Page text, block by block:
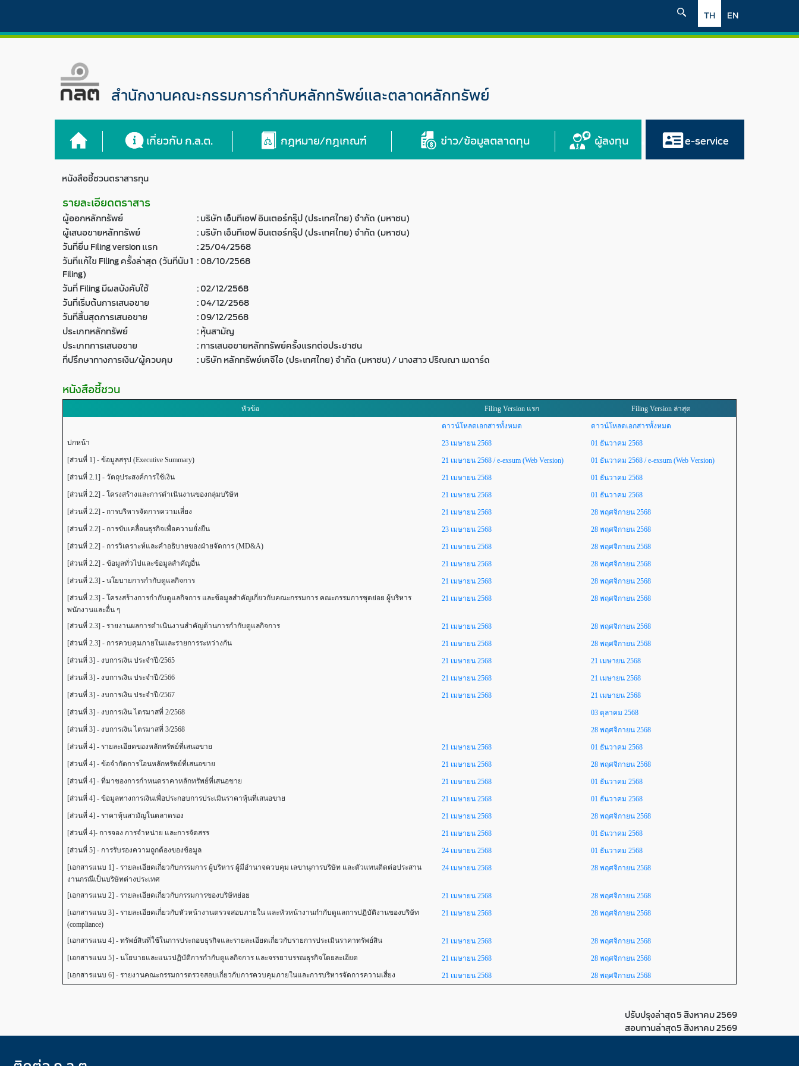
EN
TH
สำนักงานคณะกรรมการกำกับหลักทรัพย์และตลาดหลักทรัพย์
เกี่ยวกับ ก.ล.ต. กฎหมาย/กฎเกณฑ์ ข่าว/ข้อมูลตลาดทุน ผู้ลงทุน e-service
หนังสือชี้ชวนตราสารทุน
รายละเอียดตราสาร
ผู้ออกหลักทรัพย์ :บริษัท เอ็นทีเอฟ อินเตอร์กรุ๊ป (ประเทศไทย) จำกัด (มหาชน)
ผู้เสนอขายหลักทรัพย์
:บริษัท เอ็นทีเอฟ อินเตอร์กรุ๊ป (ประเทศไทย) จำกัด (มหาชน)
วันที่ยื่น Filing version แรก
:25/04/2568
วันที่แก้ไข Filing ครั้งล่าสุด (วันที่นับ 1
Filing)
:08/10/2568
วันที่ Filing มีผลบังคับใช้
:02/12/2568
วันที่เริ่มต้นการเสนอขาย
:04/12/2568
วันที่สิ้นสุดการเสนอขาย
:09/12/2568
ประเภทหลักทรัพย์
:หุ้นสามัญ
ประเภทการเสนอขาย
:การเสนอขายหลักทรัพย์ครั้งแรกต่อประชาชน
ที่ปรึกษาทางการเงิน/ผู้ควบคุม
:บริษัท หลักทรัพย์เคจีไอ (ประเทศไทย) จำกัด (มหาชน) / นางสาว ปริณณา เมดาร์ด
หนังสือชี้ชวน
หัวข้อ Filing Version แรก Filing Version ล่าสุด
ดาวน์โหลดเอกสารทั้งหมด
ดาวน์โหลดเอกสารทั้งหมด
ปกหน้า
23 เมษายน 2568
01 ธันวาคม 2568
[ส่วนที่ 1] - ข้อมูลสรุป (Executive Summary)
21 เมษายน 2568 / e-exsum (Web Version) 01 ธันวาคม 2568 / e-exsum (Web Version)
[ส่วนที่ 2.1] - วัตถุประสงค์การใช้เงิน
21 เมษายน 2568
01 ธันวาคม 2568
[ส่วนที่ 2.2] - โครงสร้างและการดำเนินงานของกลุ่มบริษัท
21 เมษายน 2568
01 ธันวาคม 2568
[ส่วนที่ 2.2] - การบริหารจัดการความเสี่ยง
21 เมษายน 2568
28 พฤศจิกายน 2568
[ส่วนที่ 2.2] - การขับเคลื่อนธุรกิจเพื่อความยั่งยืน
23 เมษายน 2568
28 พฤศจิกายน 2568
[ส่วนที่ 2.2] - การวิเคราะห์และคำอธิบายของฝ่ายจัดการ (MD&A)
21 เมษายน 2568
28 พฤศจิกายน 2568
[ส่วนที่ 2.2] - ข้อมูลทั่วไปและข้อมูลสำคัญอื่น
21 เมษายน 2568
28 พฤศจิกายน 2568
[ส่วนที่ 2.3] - นโยบายการกำกับดูแลกิจการ
21 เมษายน 2568
28 พฤศจิกายน 2568
[ส่วนที่ 2.3] - โครงสร้างการกำกับดูแลกิจการ และข้อมูลสำคัญเกี่ยวกับคณะกรรมการ คณะกรรมการชุดย่อย ผู้บริหาร
พนักงานและอื่น ๆ
21 เมษายน 2568 28 พฤศจิกายน 2568
[ส่วนที่ 2.3] - รายงานผลการดำเนินงานสำคัญด้านการกำกับดูแลกิจการ 21 เมษายน 2568
28 พฤศจิกายน 2568
[ส่วนที่ 2.3] - การควบคุมภายในและรายการระหว่างกัน
21 เมษายน 2568
28 พฤศจิกายน 2568
[ส่วนที่ 3] - งบการเงิน ประจำปี/2565
21 เมษายน 2568
21 เมษายน 2568
[ส่วนที่ 3] - งบการเงิน ประจำปี/2566
21 เมษายน 2568
21 เมษายน 2568
[ส่วนที่ 3] - งบการเงิน ประจำปี/2567
21 เมษายน 2568
21 เมษายน 2568
[ส่วนที่ 3] - งบการเงิน ไตรมาสที่ 2/2568
03 ตุลาคม 2568
[ส่วนที่ 3] - งบการเงิน ไตรมาสที่ 3/2568
28 พฤศจิกายน 2568
[ส่วนที่ 4] - รายละเอียดของหลักทรัพย์ที่เสนอขาย
21 เมษายน 2568
01 ธันวาคม 2568
[ส่วนที่ 4] - ข้อจำกัดการโอนหลักทรัพย์ที่เสนอขาย
21 เมษายน 2568
28 พฤศจิกายน 2568
[ส่วนที่ 4] - ที่มาของการกำหนดราคาหลักทรัพย์ที่เสนอขาย
21 เมษายน 2568
01 ธันวาคม 2568
[ส่วนที่ 4] - ข้อมูลทางการเงินเพื่อประกอบการประเมินราคาหุ้นที่เสนอขาย
21 เมษายน 2568
01 ธันวาคม 2568
[ส่วนที่ 4] - ราคาหุ้นสามัญในตลาดรอง
21 เมษายน 2568
28 พฤศจิกายน 2568
[ส่วนที่ 4]- การจอง การจำหน่าย และการจัดสรร
21 เมษายน 2568
01 ธันวาคม 2568
[ส่วนที่ 5] - การรับรองความถูกต้องของข้อมูล
24 เมษายน 2568
01 ธันวาคม 2568
[เอกสารแนบ 1] - รายละเอียดเกี่ยวกับกรรมการ ผู้บริหาร ผู้มีอำนาจควบคุม เลขานุการบริษัท และตัวแทนติดต่อประสาน
งานกรณีเป็นบริษัทต่างประเทศ
24 เมษายน 2568 28 พฤศจิกายน 2568
[เอกสารแนบ 2] - รายละเอียดเกี่ยวกับกรรมการของบริษัทย่อย 21 เมษายน 2568
28 พฤศจิกายน 2568
[เอกสารแนบ 3] - รายละเอียดเกี่ยวกับหัวหน้างานตรวจสอบภายใน และหัวหน้างานกำกับดูแลการปฏิบัติงานของบริษัท
(compliance)
21 เมษายน 2568 28 พฤศจิกายน 2568
[เอกสารแนบ 4] - ทรัพย์สินที่ใช้ในการประกอบธุรกิจและรายละเอียดเกี่ยวกับรายการประเมินราคาทรัพย์สิน 21 เมษายน 2568
28 พฤศจิกายน 2568
[เอกสารแนบ 5] - นโยบายและแนวปฏิบัติการกำกับดูแลกิจการ และจรรยาบรรณธุรกิจโดยละเอียด
21 เมษายน 2568
28 พฤศจิกายน 2568
[เอกสารแนบ 6] - รายงานคณะกรรมการตรวจสอบเกี่ยวกับการควบคุมภายในและการบริหารจัดการความเสี่ยง
21 เมษายน 2568 28 พฤศจิกายน 2568
ปรับปรุงล่าสุด5 สิงหาคม 2569
สอบทานล่าสุด5 สิงหาคม 2569